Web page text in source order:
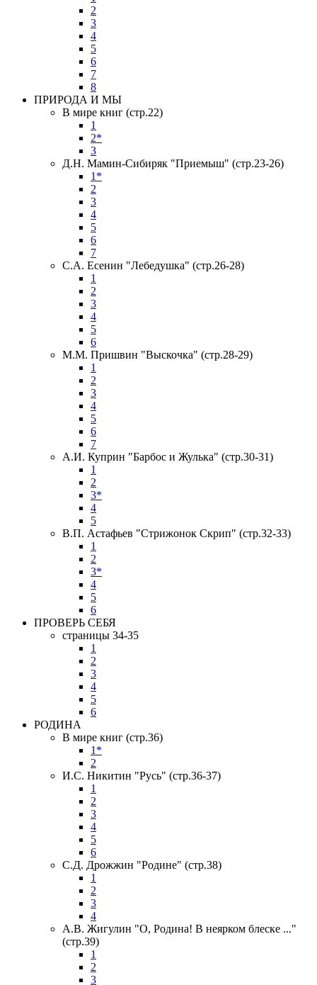
2
3
4
5
6
7
8
ПРИРОДА И МЫ
В мире книг (стр.22)
1
2*
3
Д.Н. Мамин-Сибиряк "Приемыш" (стр.23-26)
1*
2
3
4
5
6
7
С.А. Есенин "Лебедушка" (стр.26-28)
1
2
3
4
5
6
М.М. Пришвин "Выскочка" (стр.28-29)
1
2
3
4
5
6
7
А.И. Куприн "Барбос и Жулька" (стр.30-31)
1
2
3*
4
5
В.П. Астафьев "Стрижонок Скрип" (стр.32-33)
1
2
3*
4
5
6
ПРОВЕРЬ СЕБЯ
страницы 34-35
1
2
3
4
5
6
РОДИНА
В мире книг (стр.36)
1*
2
И.С. Никитин "Русь" (стр.36-37)
1
2
3
4
5
6
С.Д. Дрожжин "Родине" (стр.38)
1
2
3
4
А.В. Жигулин "О, Родина! В неярком блеске ..."
(стр.39)
1
2
3